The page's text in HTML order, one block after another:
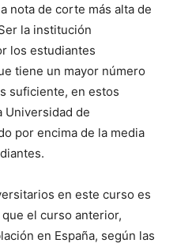
nota de corte más alta de
la institución
los estudiantes
tiene un mayor número
suficiente, en estos
Universidad de
por encima de la media
en este curso es
que el curso anterior,
en España, según las